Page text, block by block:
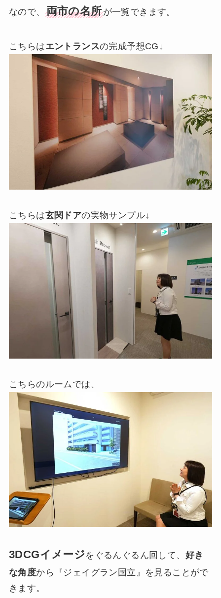
なので、 両市の名所が一覧できます。
こちらはエントランスの完成予想CG↓
こちらは玄関ドアの実物サンプル↓
こちらのルームでは、
3DCGイメージをぐるんぐるん回して、 好き
な角度から『ジェイグラン国立』を見ることがで
きます。